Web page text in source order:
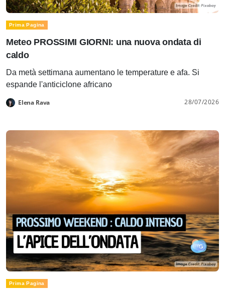
Prima Pagina
Meteo PROSSIMI GIORNI: una nuova ondata di
caldo
Da metà settimana aumentano le temperature e afa. Si
espande l'anticiclone africano
Elena Rava 28/07/2026
Prima Pagina